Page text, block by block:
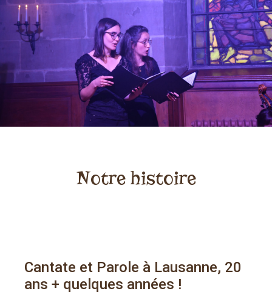
Notre histoire
Cantate et Parole à Lausanne, 20
ans + quelques années !